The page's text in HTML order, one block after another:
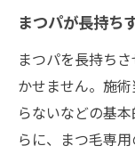
最新ま
まつパ
まつパ
まつパ
プロ直
まつパが長持ち
まつパを長持ち
かせません。施
らないなどの基
らに、まつ毛専